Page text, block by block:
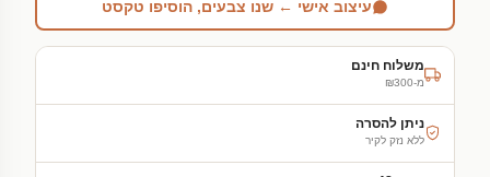
עיצוב אישי ← שנו צבעים, הוסיפו טקסט
משלוח חינם
מ-₪300
ניתן להסרה
ללא נזק לקיר